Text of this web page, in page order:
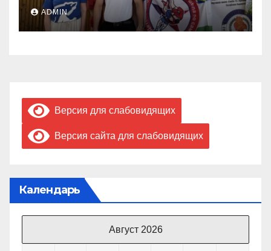
ADMIN
Версия для слабовидящих
Версия сайта для слабовидящих
Календарь
Август 2026